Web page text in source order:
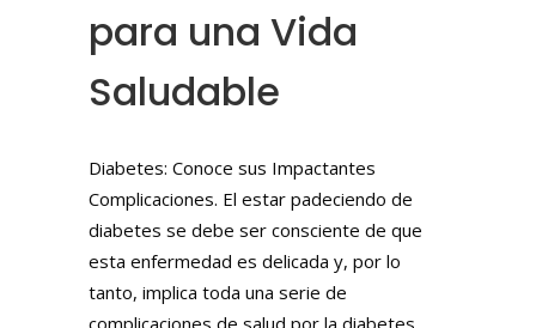
para una Vida
Saludable
Diabetes: Conoce sus Impactantes
Complicaciones. El estar padeciendo de
diabetes se debe ser consciente de que
esta enfermedad es delicada y, por lo
tanto, implica toda una serie de
complicaciones de salud por la diabetes